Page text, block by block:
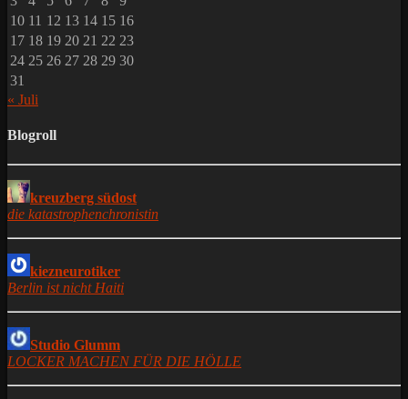
10 11 12 13 14 15 16
17 18 19 20 21 22 23
24 25 26 27 28 29 30
31
« Juli
Blogroll
kreuzberg südost
die katastrophenchronistin
kiezneurotiker
Berlin ist nicht Haiti
Studio Glumm
LOCKER MACHEN FÜR DIE HÖLLE